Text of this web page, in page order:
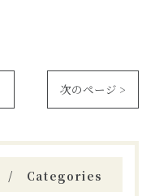
次のページ >
Categories